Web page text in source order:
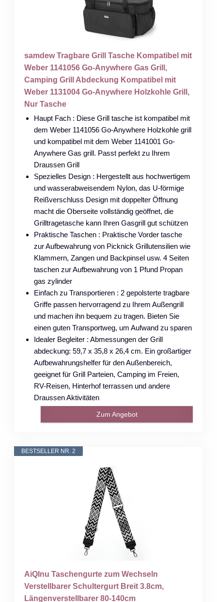
samdew Tragbare Grill Tasche Kompatibel mit
Weber 1141056 Go-Anywhere Gas Grill,
Camping Grill Abdeckung Kompatibel mit
Weber 1131004 Go-Anywhere Holzkohle Grill,
Nur Tasche
Haupt Fach : Diese Grill tasche ist kompatibel mit
dem Weber 1141056 Go-Anywhere Holzkohle grill
und kompatibel mit dem Weber 1141001 Go-
Anywhere Gas grill. Passt perfekt zu Ihrem
Draussen Grill
Spezielles Design : Hergestellt aus hochwertigem
und wasserabweisendem Nylon, das U-förmige
Reißverschluss Design mit doppelter Öffnung
macht die Oberseite vollständig geöffnet, die
Grilltragetasche kann Ihren Gasgrill gut schützen
Praktische Taschen : Praktische Vorder tasche
zur Aufbewahrung von Picknick Grillutensilien wie
Klammern, Zangen und Backpinsel usw. 4 Seiten
taschen zur Aufbewahrung von 1 Pfund Propan
gas zylinder
Einfach zu Transportieren : 2 gepolsterte tragbare
Griffe passen hervorragend zu Ihrem Außengrill
und machen ihn bequem zu tragen. Bieten Sie
einen guten Transportweg, um Aufwand zu sparen
Idealer Begleiter : Abmessungen der Grill
abdeckung: 59,7 x 35,8 x 26,4 cm. Ein großartiger
Aufbewahrungshelfer für den Außenbereich,
geeignet für Grill Parteien, Camping im Freien,
RV-Reisen, Hinterhof terrassen und andere
Draussen Aktivitäten
Zum Angebot
BESTSELLER NR. 2
AiQInu Taschengurte zum Wechseln
Verstellbarer Schultergurt Breit 3.8cm,
Längenverstellbarer 80-140cm